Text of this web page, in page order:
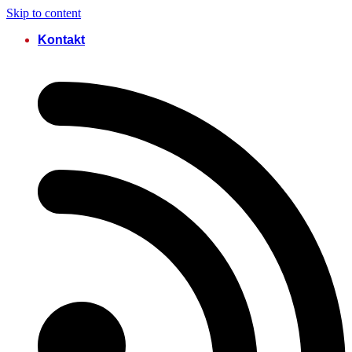
Skip to content
Kontakt